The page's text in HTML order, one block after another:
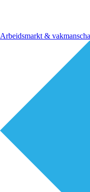
Arbeidsmarkt &